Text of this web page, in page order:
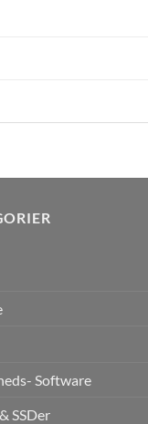
Software
SSDer